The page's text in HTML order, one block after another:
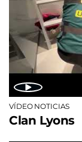
VÍDEO NOTICIAS
Clan Lyons